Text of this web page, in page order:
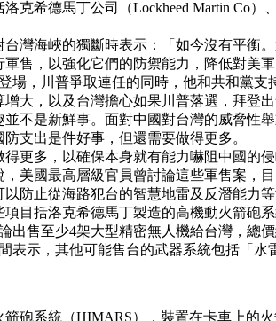
克希德馬丁公司（Lockheed Martin Co
灣海峽的獨斷時表示：「如今沒有平衡
售，以強化它們的防禦能力，降低對美
場，川普爭取連任的同時，他和共和黨
大，以及台灣擔心如果川普落選，拜登
不是新鮮事。面對中國對台灣的威脅性
支出是件好事，但還需要做得更多。
更多，以確保本身就有能力嚇阻中國的侵
美國最高層級官員曾討論這些軍售案，
防止從海路犯台的智慧地雷及反潛能力等
目括洛克希德馬丁製造的高機動火箭砲
出售至少4架大型精密無人機給台灣，總
表示，其他可能售台的武器系統包括「水
砲系統（HIMARS），裝置在卡車上的